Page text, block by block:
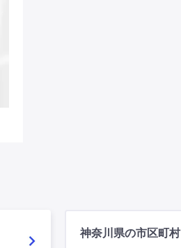
神奈川県の市区町村